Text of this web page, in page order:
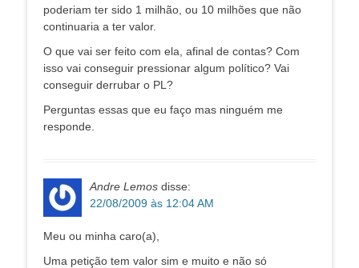
poderiam ter sido 1 milhão, ou 10 milhões que não
continuaria a ter valor.
O que vai ser feito com ela, afinal de contas? Com
isso vai conseguir pressionar algum político? Vai
conseguir derrubar o PL?
Perguntas essas que eu faço mas ninguém me
responde.
Andre Lemos disse:
22/08/2009 às 12:04 AM
Meu ou minha caro(a),
Uma petição tem valor sim e muito e não só